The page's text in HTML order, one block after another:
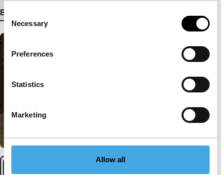
Consent
Selection
Necessary
Preferences
Statistics
Marketing
Allow all
Bekijk meer details